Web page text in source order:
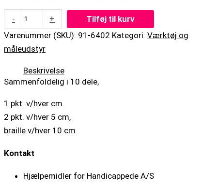
- +
Tilføj til kurv
Varenummer (SKU): 91-6402 Kategori: Værktøj og
måleudstyr
Beskrivelse
Sammenfoldelig i 10 dele,
1 pkt. v/hver cm.
2 pkt. v/hver 5 cm,
braille v/hver 10 cm
Kontakt
Hjælpemidler for Handicappede A/S